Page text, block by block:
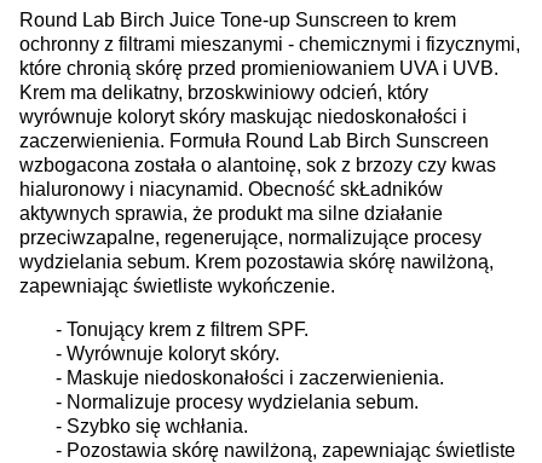
Round Lab Birch Juice Tone-up Sunscreen to krem
ochronny z filtrami mieszanymi - chemicznymi i fizycznymi,
które chronią skórę przed promieniowaniem UVA i UVB.
Krem ma delikatny, brzoskwiniowy odcień, który
wyrównuje koloryt skóry maskując niedoskonałości i
zaczerwienienia. Formuła Round Lab Birch Sunscreen
wzbogacona została o alantoinę, sok z brzozy czy kwas
hialuronowy i niacynamid. Obecność skŁadników
aktywnych sprawia, że produkt ma silne działanie
przeciwzapalne, regenerujące, normalizujące procesy
wydzielania sebum. Krem pozostawia skórę nawilżoną,
zapewniając świetliste wykończenie.
- Tonujący krem z filtrem SPF.
- Wyrównuje koloryt skóry.
- Maskuje niedoskonałości i zaczerwienienia.
- Normalizuje procesy wydzielania sebum.
- Szybko się wchłania.
- Pozostawia skórę nawilżoną, zapewniając świetliste